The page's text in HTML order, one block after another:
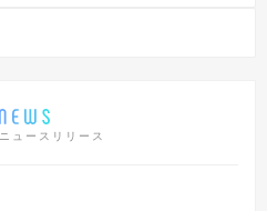
ニュースリリース